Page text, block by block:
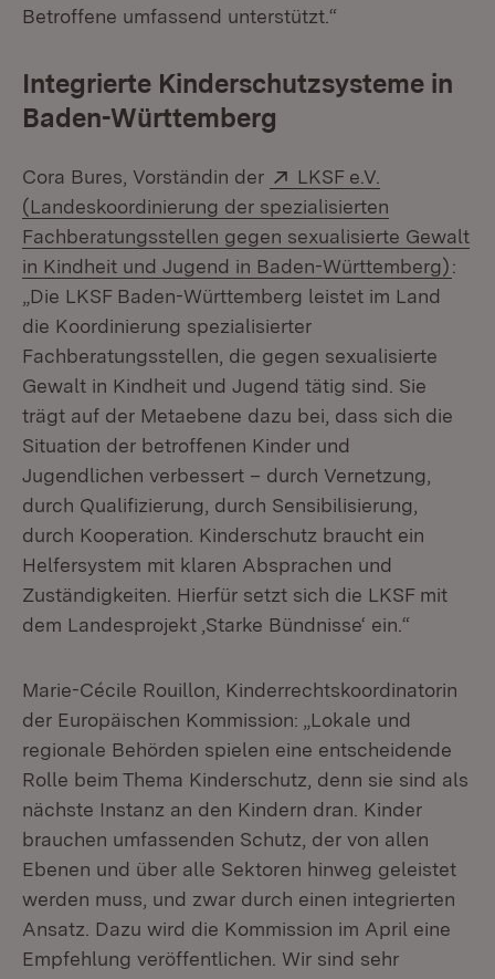
Betroffene umfassend unterstützt.“
Integrierte Kinderschutzsysteme in
Baden-Württemberg
Cora Bures, Vorständin der Extern:
LKSF e.V.
(Landeskoordinierung der spezialisierten
Fachberatungsstellen gegen sexualisierte Gewalt
in Kindheit und Jugend in Baden-Württemberg):
„Die LKSF Baden-Württemberg leistet im Land
die Koordinierung spezialisierter
Fachberatungsstellen, die gegen sexualisierte
Gewalt in Kindheit und Jugend tätig sind. Sie
trägt auf der Metaebene dazu bei, dass sich die
Situation der betroffenen Kinder und
Jugendlichen verbessert – durch Vernetzung,
durch Qualifizierung, durch Sensibilisierung,
durch Kooperation. Kinderschutz braucht ein
Helfersystem mit klaren Absprachen und
Zuständigkeiten. Hierfür setzt sich die LKSF mit
dem Landesprojekt ‚Starke Bündnisse‘ ein.“
Marie-Cécile Rouillon, Kinderrechtskoordinatorin
der Europäischen Kommission: „Lokale und
regionale Behörden spielen eine entscheidende
Rolle beim Thema Kinderschutz, denn sie sind als
nächste Instanz an den Kindern dran. Kinder
brauchen umfassenden Schutz, der von allen
Ebenen und über alle Sektoren hinweg geleistet
werden muss, und zwar durch einen integrierten
Ansatz. Dazu wird die Kommission im April eine
Empfehlung veröffentlichen. Wir sind sehr